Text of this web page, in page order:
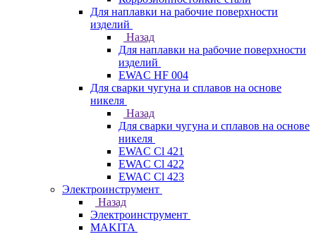
Для наплавки на рабочие поверхности
изделий
Назад
Для наплавки на рабочие поверхности
изделий
EWAC HF 004
Для сварки чугуна и сплавов на основе
никеля
Назад
Для сварки чугуна и сплавов на основе
никеля
EWAC Cl 421
EWAC Cl 422
EWAC Cl 423
Электроинструмент
Назад
Электроинструмент
МAKITA